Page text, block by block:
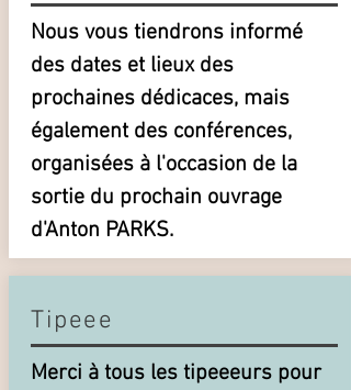
Nous vous tiendrons informé
des dates et lieux des
prochaines dédicaces, mais
également des conférences,
organisées à l'occasion de la
sortie du prochain ouvrage
d'Anton PARKS.
Tipeee
Merci à tous les tipeeeurs pour